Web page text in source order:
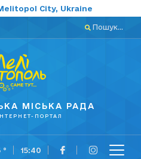
City, Ukraine
Пошук...
МІСЬКА РАДА
ПОРТАЛ
° 15:40